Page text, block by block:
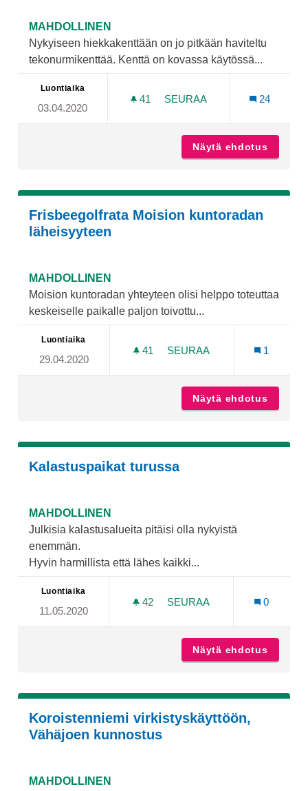
MAHDOLLINEN
Nykyiseen hiekkakenttään on jo pitkään haviteltu
tekonurmikenttää. Kenttä on kovassa käytössä...
Luontiaika
03.04.2020
41 41 SEURAAJAA
SEURAA
24
Näytä ehdotus
Frisbeegolfrata Moision kuntoradan
läheisyyteen
MAHDOLLINEN
Moision kuntoradan yhteyteen olisi helppo toteuttaa
keskeiselle paikalle paljon toivottu...
Luontiaika
29.04.2020
41 41 SEURAAJAA
SEURAA
1
Näytä ehdotus
Kalastuspaikat turussa
MAHDOLLINEN
Julkisia kalastusalueita pitäisi olla nykyistä
enemmän.
Hyvin harmillista että lähes kaikki...
Luontiaika
11.05.2020
42 42 SEURAAJAA
SEURAA
0
Näytä ehdotus
Koroistenniemi virkistyskäyttöön,
Vähäjoen kunnostus
MAHDOLLINEN